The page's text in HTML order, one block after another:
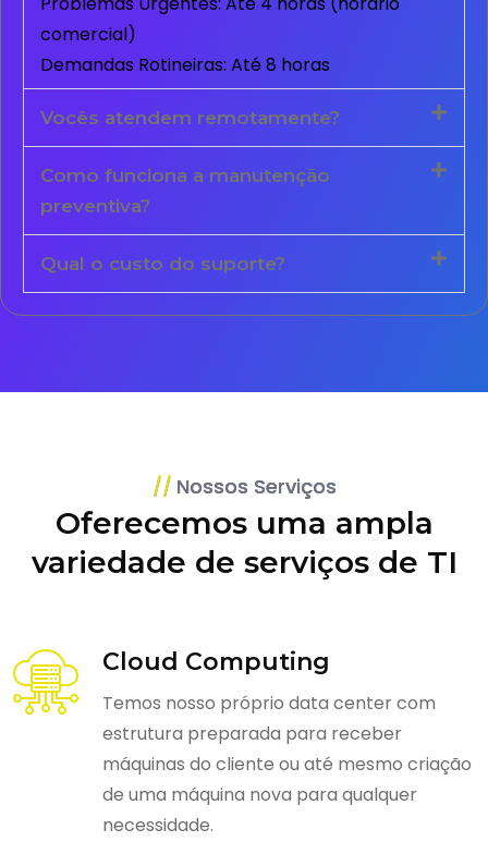
comercial)
Demandas Rotineiras: Até 8 horas
Vocês atendem remotamente?
Como funciona a manutenção
preventiva?
Qual o custo do suporte?
Nossos Serviços
Oferecemos uma ampla
variedade de serviços de TI
Cloud Computing
Temos nosso próprio data center com
estrutura preparada para receber
máquinas do cliente ou até mesmo criação
de uma máquina nova para qualquer
necessidade.